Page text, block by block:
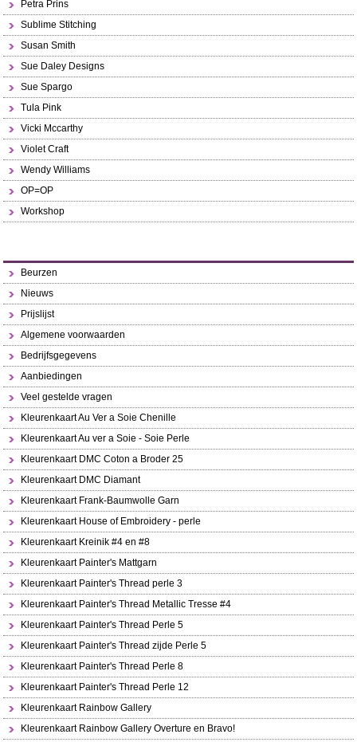
Petra Prins
Sublime Stitching
Susan Smith
Sue Daley Designs
Sue Spargo
Tula Pink
Vicki Mccarthy
Violet Craft
Wendy Williams
OP=OP
Workshop
Beurzen
Nieuws
Prijslijst
Algemene voorwaarden
Bedrijfsgegevens
Aanbiedingen
Veel gestelde vragen
Kleurenkaart Au Ver a Soie Chenille
Kleurenkaart Au ver a Soie - Soie Perle
Kleurenkaart DMC Coton a Broder 25
Kleurenkaart DMC Diamant
Kleurenkaart Frank-Baumwolle Garn
Kleurenkaart House of Embroidery - perle
Kleurenkaart Kreinik #4 en #8
Kleurenkaart Painter's Mattgarn
Kleurenkaart Painter's Thread perle 3
Kleurenkaart Painter's Thread Metallic Tresse #4
Kleurenkaart Painter's Thread Perle 5
Kleurenkaart Painter's Thread zijde Perle 5
Kleurenkaart Painter's Thread Perle 8
Kleurenkaart Painter's Thread Perle 12
Kleurenkaart Rainbow Gallery
Kleurenkaart Rainbow Gallery Overture en Bravo!